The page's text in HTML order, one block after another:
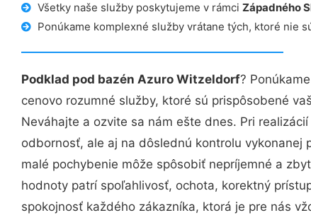
Všetky naše služby poskytujeme v rámci Západného
Ponúkame komplexné služby vrátane tých, ktoré nie
Podklad pod bazén Azuro Witzeldorf?
cenovo rozumné služby, ktoré sú prispôsobené
Neváhajte a ozvite sa nám ešte dnes. Pri
odbornosť, ale aj na dôslednú kontrolu vykonanej
malé pochybenie môže spôsobiť nepríjemné a
hodnoty patrí spoľahlivosť, ochota, korektný
spokojnosť každého zákazníka, ktorá je pre nás